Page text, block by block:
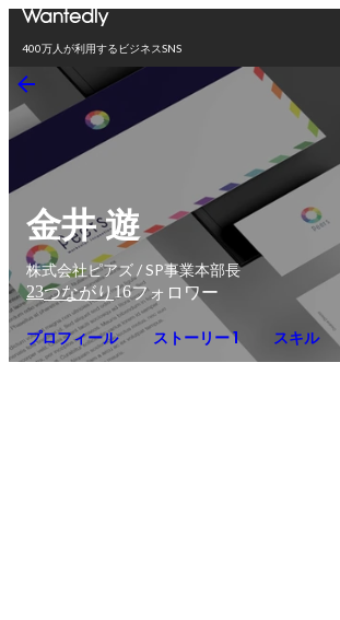
400万人が利用するビジネスSNS
金井 遊
株式会社ピアズ / SP事業本部長
23つながり16フォロワー
プロフィール ストーリー 1 スキル